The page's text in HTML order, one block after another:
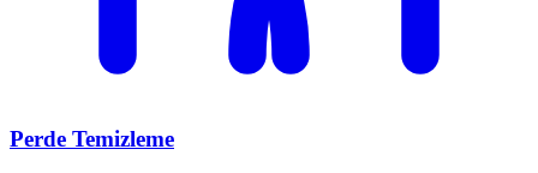
Perde Temizleme